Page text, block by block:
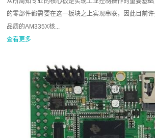
的零部件都需要在这一板块之上实现串联，因此目前
品质的AM335X核...
查看更多